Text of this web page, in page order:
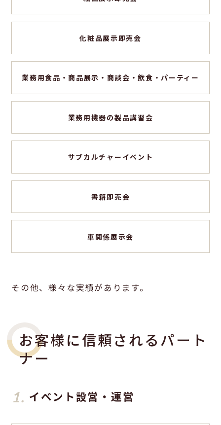
化粧品展示即売会
業務用食品・商品展示・商談会・飲食・パーティー
業務用機器の製品講習会
サブカルチャーイベント
書籍即売会
車関係展示会
その他、様々な実績があります。
お客様に信頼されるパート
ナー
1. イベント設営・運営